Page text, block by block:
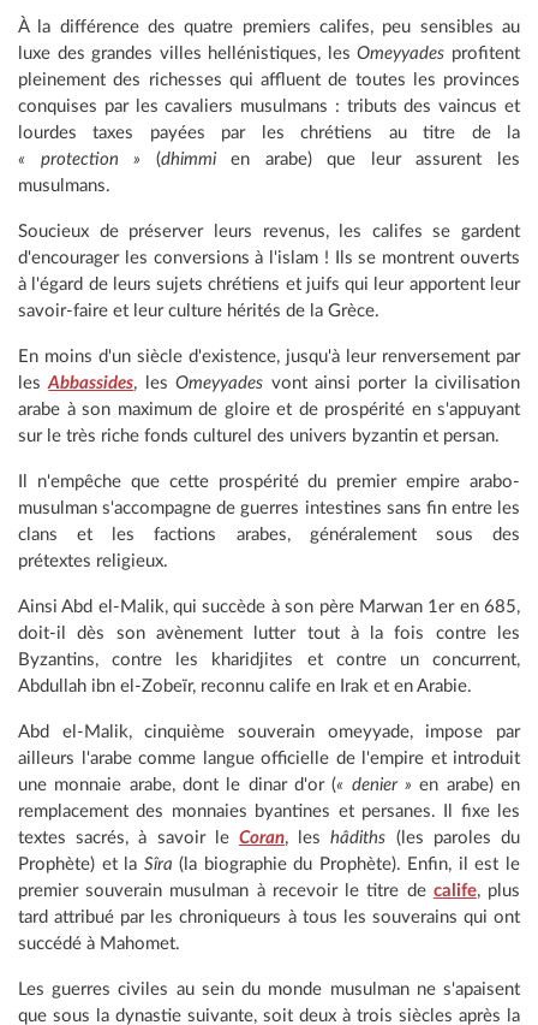
À la différence des quatre premiers califes, peu sensibles au
luxe des grandes villes hellénistiques, lesOmeyyades profitent
pleinement des richesses qui affluent de toutes les provinces
conquises par les cavaliers musulmans : tributs des vaincus et
lourdes taxes payées par les chrétiens au titre de la
« protection » (dhimmien arabe) que leur assurent les
musulmans.
Soucieux de préserver leurs revenus, les califes se gardent
d'encourager les conversions à l'islam ! Ils se montrent ouverts
à l'égard de leurs sujets chrétiens et juifs qui leur apportent leur
savoir-faire et leur culture hérités de la Grèce.
En moins d'un siècle d'existence, jusqu'à leur renversement par
lesAbbassides, lesOmeyyades vont ainsi porter la civilisation
arabe à son maximum de gloire et de prospérité en s'appuyant
sur le très riche fonds culturel des univers byzantin et persan.
Il n'empêche que cette prospérité du premier empire arabo-
musulman s'accompagne de guerres intestines sans fin entre les
clans et les factions arabes, généralement sous des
prétextes religieux.
Ainsi Abd el-Malik, qui succède à son père Marwan 1er en 685,
doit-il dès son avènement lutter tout à la fois contre les
Byzantins, contre les kharidjites et contre un concurrent,
Abdullah ibn el-Zobeïr, reconnu calife en Irak et en Arabie.
Abd el-Malik, cinquième souverain omeyyade, impose par
ailleurs l'arabe comme langue officielle de l'empire et introduit
une monnaie arabe, dont le dinar d'or (« denier » en arabe) en
remplacement des monnaies byantines et persanes. Il fixe les
textes sacrés, à savoir le Coran, leshâdiths (les paroles du
Prophète) et la Sîra (la biographie du Prophète). Enfin, il est le
premier souverain musulman à recevoir le titre de calife, plus
tard attribué par les chroniqueurs à tous les souverains qui ont
succédé à Mahomet.
Les guerres civiles au sein du monde musulman ne s'apaisent
que sous la dynastie suivante, soit deux à trois siècles après la